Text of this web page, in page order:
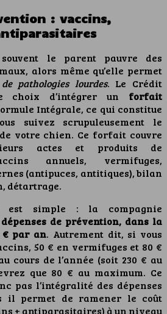
: vaccins,
le parent pauvre des
alors même qu’elle permet
pathologies lourdes. Le Crédit
d’intégrer un forfait
Intégrale, ce qui constitue
suivez scrupuleusement le
votre chien. Ce forfait couvre
actes et produits de
annuels, vermifuges,
(antipuces, antitiques), bilan
détartrage.
est simple : la compagnie
dépenses de prévention, dans la
€ par an. Autrement dit, si vous
50 € en vermifuges et 80 €
cours de l’année (soit 230 € au
que 80 € au maximum. Ce
pas l’intégralité des dépenses
il permet de ramener le coût
+ antiparasitaires) à un niveau